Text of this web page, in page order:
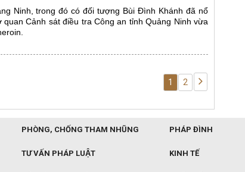
Ninh, trong đó có đối tượng Bùi Đình Khánh đã nổ
Cảnh sát điều tra Công an tỉnh Quảng Ninh vừa
1 2
PHÒNG, CHỐNG THAM NHŨNG PHÁP ĐÌNH
TƯ VẤN PHÁP LUẬT KINH TẾ